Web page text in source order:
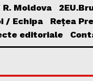
Moldova
/ Echipa
Rețea
editoriale